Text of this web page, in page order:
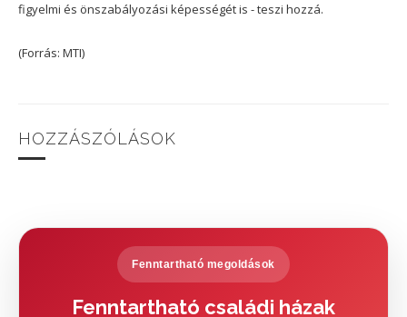
figyelmi és önszabályozási képességét is - teszi hozzá.
(Forrás: MTI)
HOZZÁSZÓLÁSOK
Fenntartható megoldások
Fenntartható családi házak